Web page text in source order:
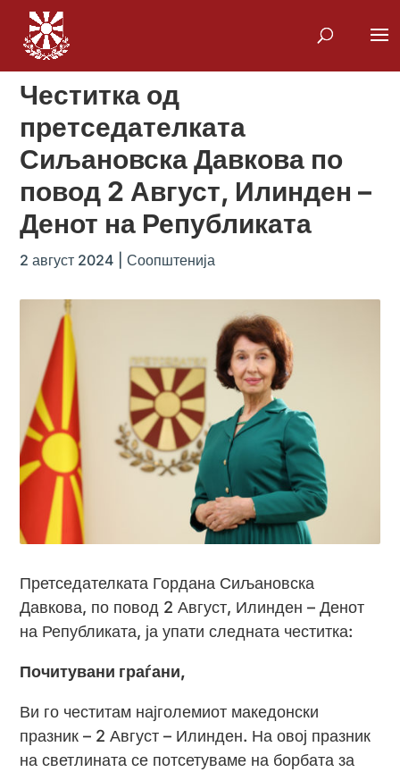
Честитка од
претседателката
Сиљановска Давкова по
повод 2 Август, Илинден –
Денот на Републиката
2 август 2024 |Соопштенија
Претседателката Гордана Сиљановска
Давкова, по повод 2 Август, Илинден – Денот
на Републиката, ја упати следната честитка:
Почитувани граѓани,
Ви го честитам најголемиот македонски
празник – 2 Август – Илинден. На овој празник
на светлината се потсетуваме на борбата за